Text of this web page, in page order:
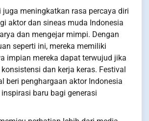
juga meningkatkan rasa percaya diri
aktor dan sineas muda Indonesia
dan mengejar mimpi. Dengan
seperti ini, mereka memiliki
impian mereka dapat terwujud jika
dan kerja keras. Festival
beri penghargaan aktor Indonesia
baru bagi generasi